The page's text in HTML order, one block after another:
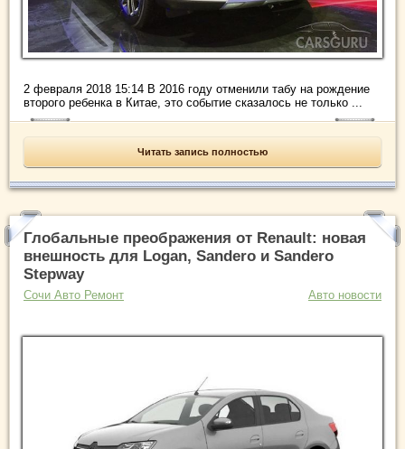
2 февраля 2018 15:14 В 2016 году отменили табу на рождение
второго ребенка в Китае, это событие сказалось не только ...
Читать запись полностью
Глобальные преображения от Renault: новая
внешность для Logan, Sandero и Sandero
Stepway
Сочи Авто Ремонт Авто новости